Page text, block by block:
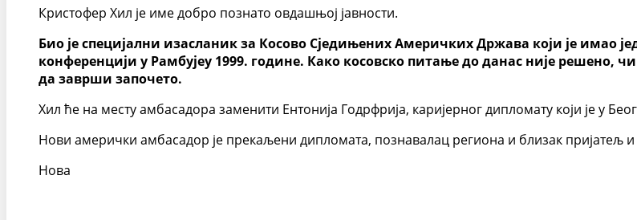
Кристофер Хил је име добро познато овдашњој јавности.
Био је специјални изасланик за Косово Сједињених Америчких Држава који је имао
конференцији у Рамбујеу 1999. године. Како косовско питање до данас није решено,
да заврши започето.
Хил ће на месту амбасадора заменити Ентонија Годрфрија, каријерног дипломату који је у
Нови амерички амбасадор је прекаљени дипломата, познавалац региона и близак пријатељ
Нова